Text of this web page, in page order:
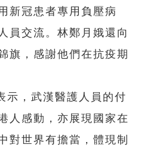
新冠患者專用負壓病
員交流。林鄭月娥還向
旗，感謝他們在抗疫期
示，武漢醫護人員的付
人感動，亦展現國家在
對世界有擔當，體現制